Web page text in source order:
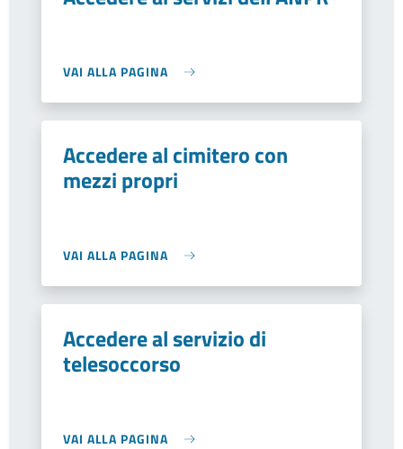
VAI ALLA PAGINA
Accedere al cimitero con
mezzi propri
VAI ALLA PAGINA
Accedere al servizio di
telesoccorso
VAI ALLA PAGINA